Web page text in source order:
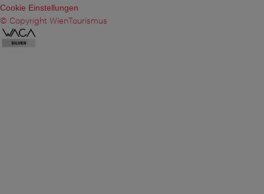
Cookie Einstellungen
© Copyright WienTourismus